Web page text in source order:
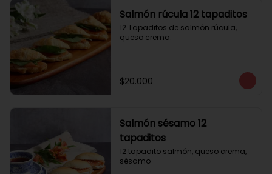
Salmón rúcula 12 tapaditos
12 Tapaditos de salmón rúcula,
queso crema.
$20.000
Salmón sésamo 12
tapaditos
12 tapadito salmón, queso crema,
sésamo